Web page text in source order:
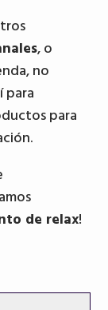
, o
no
para
para
de relax!